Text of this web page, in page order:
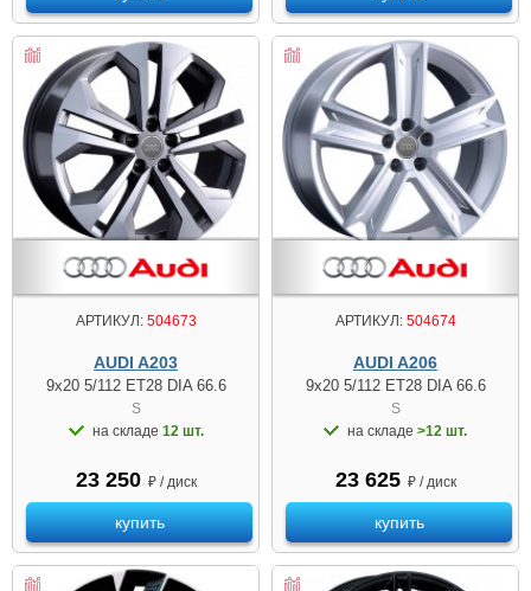
АРТИКУЛ:504673
AUDI A203
9x20 5/112 ET28 DIA 66.6
S
на складе 12 шт.
23 250 ₽ / диск
купить
АРТИКУЛ:504674
AUDI A206
9x20 5/112 ET28 DIA 66.6
S
на складе >12 шт.
23 625 ₽ / диск
купить